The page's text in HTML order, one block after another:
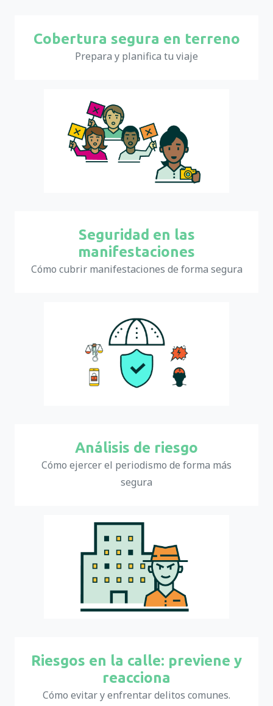
Cobertura segura en terreno
Prepara y planifica tu viaje
Seguridad en las
manifestaciones
Cómo cubrir manifestaciones de forma segura
Análisis de riesgo
Cómo ejercer el periodismo de forma más
segura
Riesgos en la calle: previene y
reacciona
Cómo evitar y enfrentar delitos comunes.